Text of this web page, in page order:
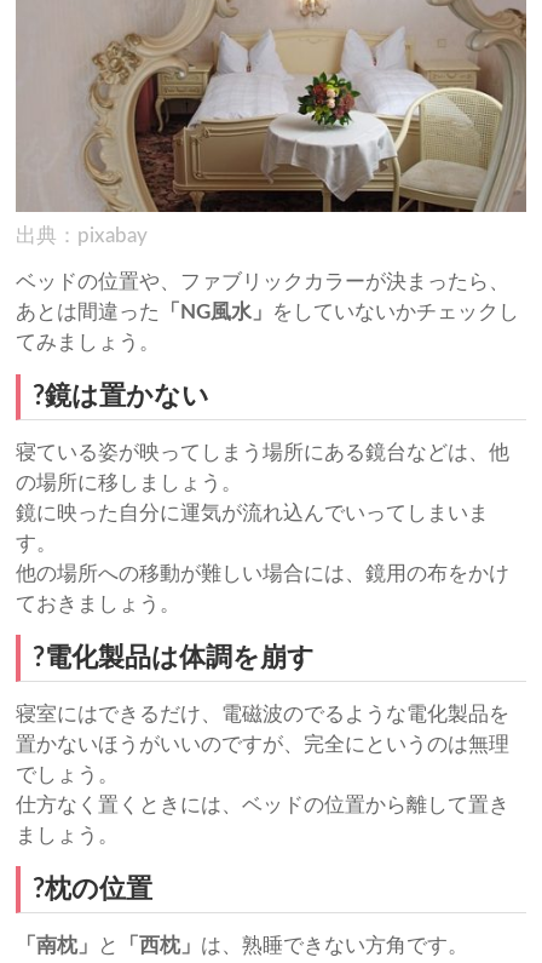
出典：pixabay
ベッドの位置や、ファブリックカラーが決まったら、
あとは間違った
「NG風水」 をしていないかチェックし
てみましょう。
?鏡は置かない
寝ている姿が映ってしまう場所にある鏡台などは、他
の場所に移しましょう。
鏡に映った自分に運気が流れ込んでいってしまいま
す。
他の場所への移動が難しい場合には、鏡用の布をかけ
ておきましょう。
?電化製品は体調を崩す
寝室にはできるだけ、電磁波のでるような電化製品を
置かないほうがいいのですが、完全にというのは無理
でしょう。
仕方なく置くときには、ベッドの位置から離して置き
ましょう。
?枕の位置
「南枕」 と 「西枕」 は、熟睡できない方角です。